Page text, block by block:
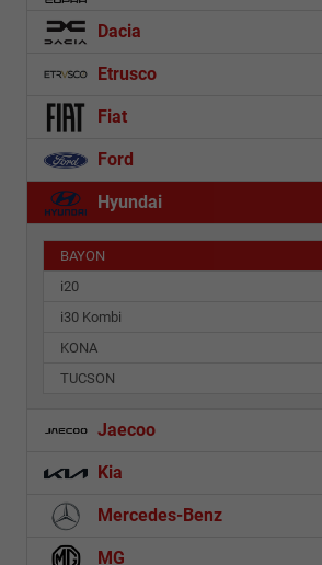
Dacia
Etrusco
Fiat
Ford
Hyundai
BAYON
i20
i30 Kombi
KONA
TUCSON
Jaecoo
Kia
Mercedes-Benz
MG